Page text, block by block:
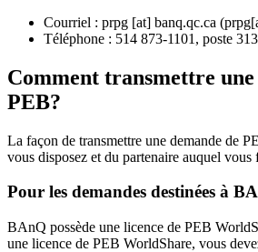
Courriel : prpg [at] banq.qc.ca (
Téléphone : 514 873-1101, poste
Comment transmettre une
PEB?
La façon de transmettre une demande de
vous disposez et du partenaire auquel vous
Pour les demandes destinées à
BAnQ possède une licence de PEB
une licence de PEB WorldShare, vous